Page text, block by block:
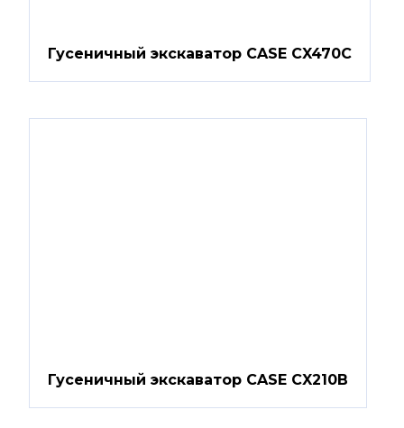
Гусеничный экскаватор CASE CX470C
Гусеничный экскаватор CASE CX210B